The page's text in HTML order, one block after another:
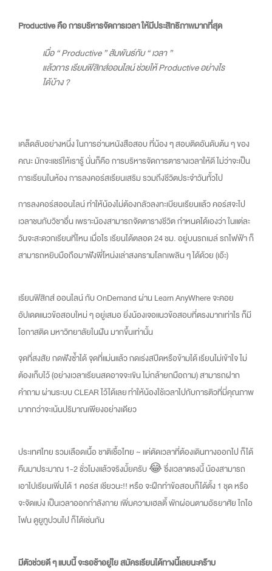
Productive คือ การบริหารจัดการเวลา ให้มีประสิทธิภาพมากที่สุด
เมื่อ “ Productive ” สัมพันธ์กับ “ เวลา ”
แล้วการ เรียนฟิสิกส์ออนไลน์ ช่วยให้ Productive อย่างไร
ได้บ้าง ?
เคล็ดลับอย่างหนึ่ง ในการอ่านหนังสือสอบ ที่น้อง ๆ สอบติดอันดับต้น ๆ ของ
คณะ มักจะแชร์ให้เรารู้ นั่นก็คือ การบริหารจัดการตารางเวลาให้ดี ไม่ว่าจะเป็น
การเรียนในห้อง การลงคอร์สเรียนเสริม รวมถึงชีวิตประจำวันทั้วไป
การลงคอร์สออนไลน์ ทำให้น้องไม่ต้องกลัวลงทะเบียนเรียนแล้ว คอร์สจะไป
เวลาชนกับวิชาอื่น เพราะน้องสามารถจัดตารางชีวิต กำหนดได้เองว่า ในแต่ละ
วันจะสะดวกเรียนที่ไหน เมื่อไร เรียนได้ตลอด 24 ชม. อยู่บนรถเมล์ รถไฟฟ้า ก็
สามารถหยิบมือถือมาฟังพี่โหน่งเล่าสงครามโลกเพลิน ๆ ได้ด้วย (เอ๊ะ)
เรียนฟิสิกส์ ออนไลน์ กับ OnDemand ผ่าน Learn AnyWhere จะคอย
อัปเดตแนวข้อสอบใหม่ ๆ อยู่เสมอ ยิ่งน้องเจอแนวข้อสอบที่ตรงมากเท่าไร ก็มี
โอกาสติด มหาวิทยาลัยในฝัน มากขึ้นเท่านั้น
จุดที่สงสัย กดฟังซ้ำได้ จุดที่แม่นแล้ว กดเร่งสปีดหรือข้ามได้ เรียนไม่เข้าใจ ไม่
ต้องเก็บไว้ (อย่างเวลาเรียนสดอาจจะเขิน ไม่กล้ายกมือถาม) สามารถฝาก
คำถาม ผ่านระบบ CLEAR ไว้ได้เลย ทำให้น้องใช้เวลาไปกับการติวที่ม่ีคุณภาพ
มากกว่าจะเน้นปริมาณเพียงอย่างเดียว
ประเทศไทย รวมเลือดเนื้อ ชาติเชื้อไทย ~ แค่ตัดเวลาที่ต้องเดินทางออกไป ก็ได้
คืนมาประมาณ 1-2 ชั่วโมงแล้วจริงมั้ยครับ 😂 ซึ่งเวลาตรงนี้ น้องสามารถ
เอาไปเรียนเพิ่มได้ 1 คอร์ส เชียวนะ!! หรือ จะฝึกทำข้อสอบก็ได้ตั้ง 1 ชุด หรือ
จะจัดแบ่ง เป็นเวลาออกกำลังกาย เพิ่มความเฮลตี้ พักผ่อนตามอัธยาศัย ไถไอ
โฟน ดูยูทูปวนไป ก็ได้เช่นกัน
มีตัวช่วยดี ๆ แบบนี้ จะรอช้าอยู่ใย สมัครเรียนได้ทางนี้เลยนะคร๊าบ